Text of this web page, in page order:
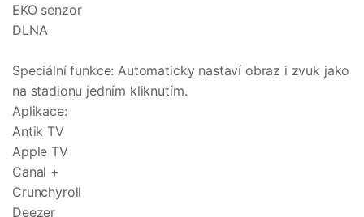
EKO senzor
DLNA
Speciální funkce: Automaticky nastaví obraz i zvuk jako
na stadionu jedním kliknutím.
Aplikace:
Antik TV
Apple TV
Canal +
Crunchyroll
Deezer